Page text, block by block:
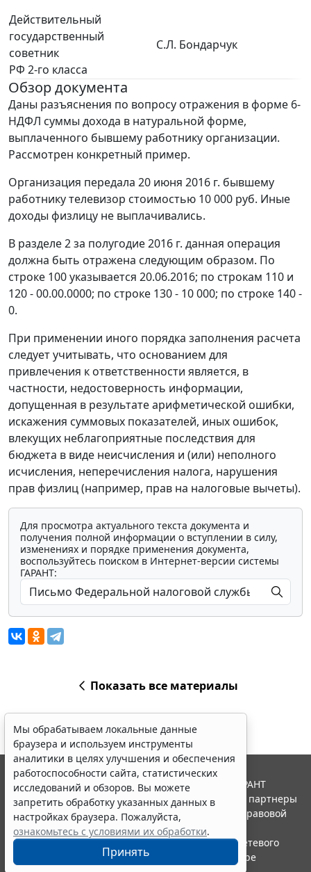
Действительный
государственный
советник
РФ 2-го класса
С.Л. Бондарчук
Обзор документа
Даны разъяснения по вопросу отражения в форме 6-
НДФЛ суммы дохода в натуральной форме,
выплаченного бывшему работнику организации.
Рассмотрен конкретный пример.
Организация передала 20 июня 2016 г. бывшему
работнику телевизор стоимостью 10 000 руб. Иные
доходы физлицу не выплачивались.
В разделе 2 за полугодие 2016 г. данная операция
должна быть отражена следующим образом. По
строке 100 указывается 20.06.2016; по строкам 110 и
120 - 00.00.0000; по строке 130 - 10 000; по строке 140 -
0.
При применении иного порядка заполнения расчета
следует учитывать, что основанием для
привлечения к ответственности является, в
частности, недостоверность информации,
допущенная в результате арифметической ошибки,
искажения суммовых показателей, иных ошибок,
влекущих неблагоприятные последствия для
бюджета в виде неисчисления и (или) неполного
исчисления, неперечисления налога, нарушения
прав физлиц (например, прав на налоговые вычеты).
Для просмотра актуального текста документа и
получения полной информации о вступлении в силу,
изменениях и порядке применения документа,
воспользуйтесь поиском в Интернет-версии системы
ГАРАНТ:
Показать все материалы
Мы обрабатываем локальные данные
браузера и используем инструменты
аналитики в целях улучшения и обеспечения
работоспособности сайта, статистических
исследований и обзоров. Вы можете
запретить обработку указанных данных в
настройках браузера. Пожалуйста,
ознакомьтесь с условиями их обработки.
Принять
© ООО "НПП "ГАРАНТ-СЕРВИС", 2026. Система ГАРАНТ
выпускается с 1990 года. Компания "Гарант" и ее партнеры
являются участниками Российской ассоциации правовой
информации ГАРАНТ.
Портал ГАРАНТ.РУ зарегистрирован в качестве сетевого
издания Федеральной службой по надзору в сфере